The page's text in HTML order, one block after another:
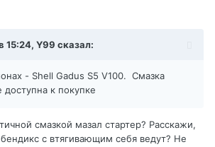
15:24, Y99 сказал:
- Shell Gadus S5 V100. Смазка
к покупке
смазкой мазал стартер? Расскажи,
с втягивающим себя ведут? Не